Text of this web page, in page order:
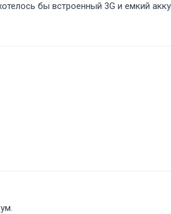
бы встроенный 3G и емкий